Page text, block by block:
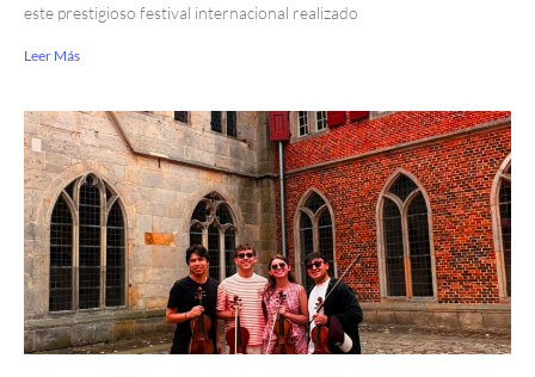
este prestigioso festival internacional realizado
Leer Más